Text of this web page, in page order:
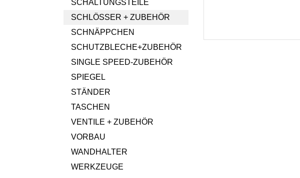
SCHALTUNGSTEILE
SCHLÖSSER + ZUBEHÖR
SCHNÄPPCHEN
SCHUTZBLECHE+ZUBEHÖR
SINGLE SPEED-ZUBEHÖR
SPIEGEL
STÄNDER
TASCHEN
VENTILE + ZUBEHÖR
VORBAU
WANDHALTER
WERKZEUGE